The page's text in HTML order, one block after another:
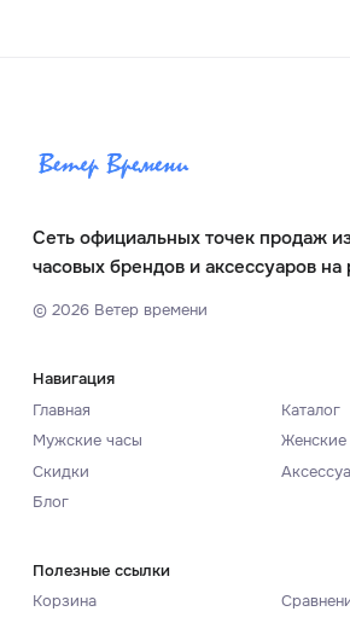
Сеть официальных точек продаж
часовых брендов и аксессуаров
© 2026Ветер времени
Навигация
Главная
Каталог
Мужские часы
Женские
Скидки
Блог
Полезные ссылки
Корзина